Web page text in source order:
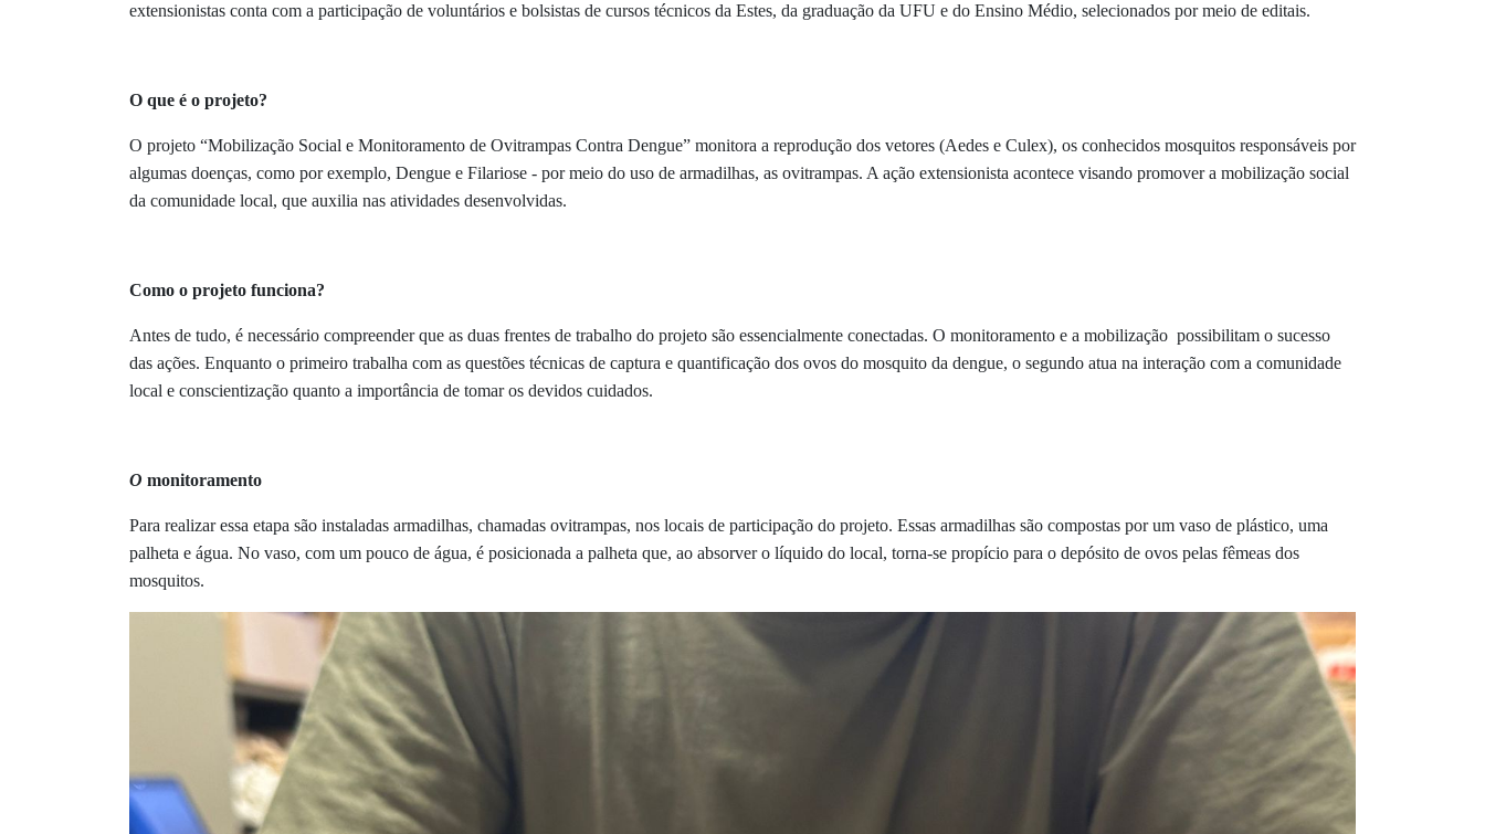
extensionistas conta com a participação de voluntários e bolsistas de cursos técnicos da Estes, da graduação da UFU e do Ensino Médio, selecionados por meio de editais.
O que é o projeto?
O projeto “Mobilização Social e Monitoramento de Ovitrampas Contra Dengue” monitora a reprodução dos vetores (Aedes e Culex), os conhecidos mosquitos responsáveis por
algumas doenças, como por exemplo, Dengue e Filariose - por meio do uso de armadilhas, as ovitrampas. A ação extensionista acontece visando promover a mobilização social
da comunidade local, que auxilia nas atividades desenvolvidas.
Como o projeto funciona?
Antes de tudo, é necessário compreender que as duas frentes de trabalho do projeto são essencialmente conectadas. O monitoramento e a mobilização possibilitam o sucesso
das ações. Enquanto o primeiro trabalha com as questões técnicas de captura e quantificação dos ovos do mosquito da dengue, o segundo atua na interação com a comunidade
local e conscientização quanto a importância de tomar os devidos cuidados.
O monitoramento
Para realizar essa etapa são instaladas armadilhas, chamadas ovitrampas, nos locais de participação do projeto. Essas armadilhas são compostas por um vaso de plástico, uma
palheta e água. No vaso, com um pouco de água, é posicionada a palheta que, ao absorver o líquido do local, torna-se propício para o depósito de ovos pelas fêmeas dos
mosquitos.